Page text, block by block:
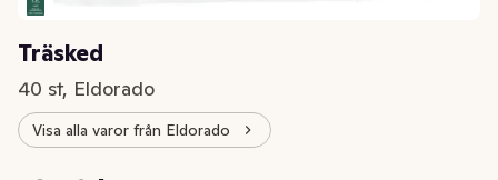
Träsked
40 st, Eldorado
Visa alla varor från Eldorado